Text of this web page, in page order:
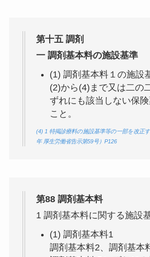
第十五 調剤
一 調剤基本料の施設基準
(1) 調剤基本料１の施設
(2)から(4)まで又は二の
ずれにも該当しない保
こと。
(4) 1 特掲診療料の施設基準等の一部を改正
年 厚生労働省告示第59号）P126
第88 調剤基本料
1 調剤基本料に関する施設
(1) 調剤基本料1
調剤基本料2、調剤基本